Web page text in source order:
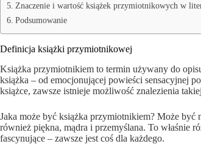
Znaczenie i wartość książek przymiotnikowych w
Podsumowanie
Definicja książki przymiotnikowej
Książka przymiotnikiem to termin używany do
książka – od emocjonującej powieści sensacyjnej
książce, zawsze istnieje możliwość znalezienia
Jaka może być książka przymiotnikiem? Może być
również piękna, mądra i przemyślana. To właśnie
fascynujące – zawsze jest coś dla każdego.